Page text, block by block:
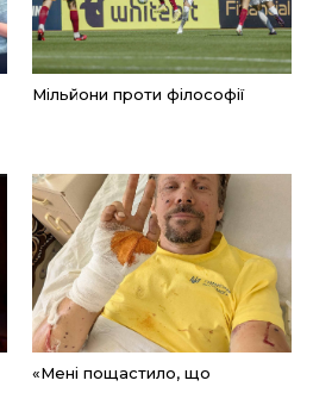
Мільйони проти філософії
«Мені пощастило, що